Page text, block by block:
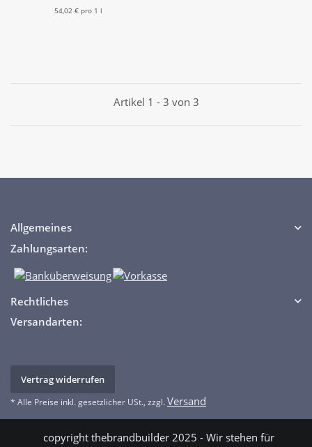
54,02 € pro 1 l
Artikel 1 - 3 von 3
Allgemeines
Zahlungsarten:
Rechtliches
Versandarten:
Vertrag widerrufen
* Alle Preise inkl. gesetzlicher USt., zzgl.Versand
copyright thebrandbuilder 2025 - Wir stehen für